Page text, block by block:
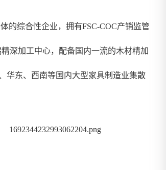
综合性企业，拥有FSC-COC产销监管
深加工中心，配备国内一流的木材精加
华东、西南等国内大型家具制造业集散